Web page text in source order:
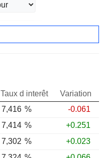
Taux d interêt
Variation
7,416 %
-0.061
7,414 %
+0.251
7,302 %
+0.023